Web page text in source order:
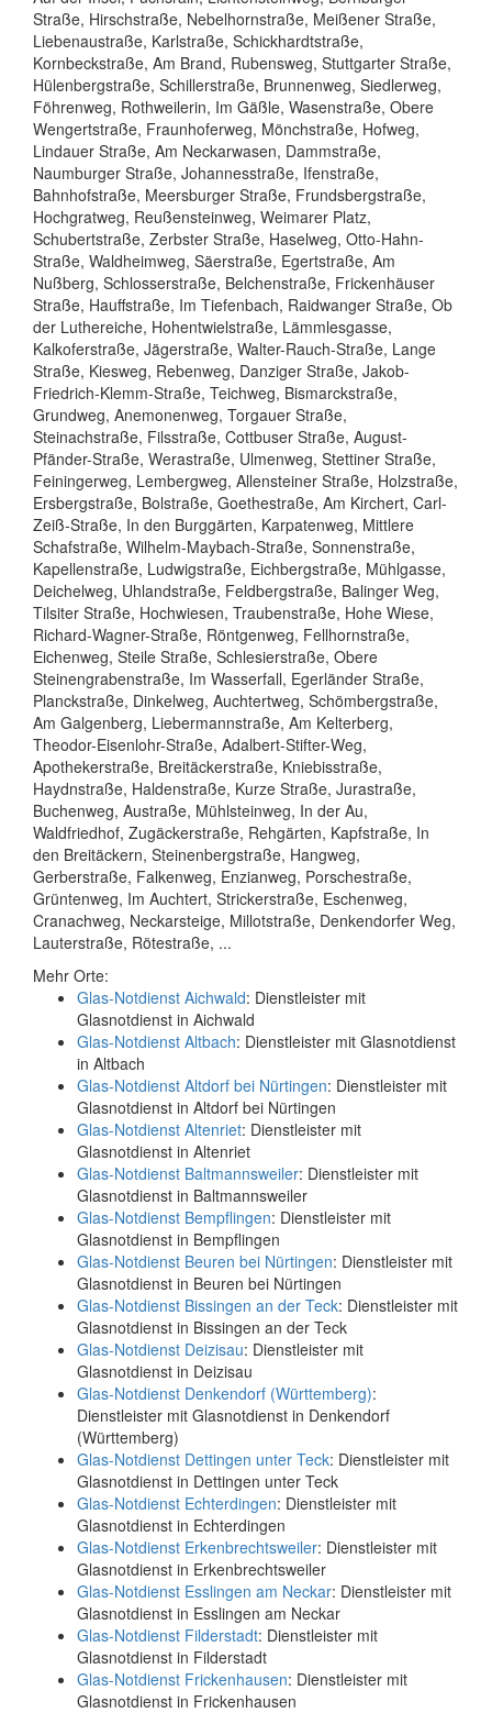
Straße, Hirschstraße, Nebelhornstraße, Meißener Straße,
Liebenaustraße, Karlstraße, Schickhardtstraße,
Kornbeckstraße, Am Brand, Rubensweg, Stuttgarter Straße,
Hülenbergstraße, Schillerstraße, Brunnenweg, Siedlerweg,
Föhrenweg, Rothweilerin, Im Gäßle, Wasenstraße, Obere
Wengertstraße, Fraunhoferweg, Mönchstraße, Hofweg,
Lindauer Straße, Am Neckarwasen, Dammstraße,
Naumburger Straße, Johannesstraße, Ifenstraße,
Bahnhofstraße, Meersburger Straße, Frundsbergstraße,
Hochgratweg, Reußensteinweg, Weimarer Platz,
Schubertstraße, Zerbster Straße, Haselweg, Otto-Hahn-
Straße, Waldheimweg, Säerstraße, Egertstraße, Am
Nußberg, Schlosserstraße, Belchenstraße, Frickenhäuser
Straße, Hauffstraße, Im Tiefenbach, Raidwanger Straße, Ob
der Luthereiche, Hohentwielstraße, Lämmlesgasse,
Kalkoferstraße, Jägerstraße, Walter-Rauch-Straße, Lange
Straße, Kiesweg, Rebenweg, Danziger Straße, Jakob-
Friedrich-Klemm-Straße, Teichweg, Bismarckstraße,
Grundweg, Anemonenweg, Torgauer Straße,
Steinachstraße, Filsstraße, Cottbuser Straße, August-
Pfänder-Straße, Werastraße, Ulmenweg, Stettiner Straße,
Feiningerweg, Lembergweg, Allensteiner Straße, Holzstraße,
Ersbergstraße, Bolstraße, Goethestraße, Am Kirchert, Carl-
Zeiß-Straße, In den Burggärten, Karpatenweg, Mittlere
Schafstraße, Wilhelm-Maybach-Straße, Sonnenstraße,
Kapellenstraße, Ludwigstraße, Eichbergstraße, Mühlgasse,
Deichelweg, Uhlandstraße, Feldbergstraße, Balinger Weg,
Tilsiter Straße, Hochwiesen, Traubenstraße, Hohe Wiese,
Richard-Wagner-Straße, Röntgenweg, Fellhornstraße,
Eichenweg, Steile Straße, Schlesierstraße, Obere
Steinengrabenstraße, Im Wasserfall, Egerländer Straße,
Planckstraße, Dinkelweg, Auchtertweg, Schömbergstraße,
Am Galgenberg, Liebermannstraße, Am Kelterberg,
Theodor-Eisenlohr-Straße, Adalbert-Stifter-Weg,
Apothekerstraße, Breitäckerstraße, Kniebisstraße,
Haydnstraße, Haldenstraße, Kurze Straße, Jurastraße,
Buchenweg, Austraße, Mühlsteinweg, In der Au,
Waldfriedhof, Zugäckerstraße, Rehgärten, Kapfstraße, In
den Breitäckern, Steinenbergstraße, Hangweg,
Gerberstraße, Falkenweg, Enzianweg, Porschestraße,
Grüntenweg, Im Auchtert, Strickerstraße, Eschenweg,
Cranachweg, Neckarsteige, Millotstraße, Denkendorfer Weg,
Lauterstraße, Rötestraße, ...
Mehr Orte:
Glas-Notdienst Aichwald: Dienstleister mit
Glasnotdienst in Aichwald
Glas-Notdienst Altbach: Dienstleister mit Glasnotdienst
in Altbach
Glas-Notdienst Altdorf bei Nürtingen: Dienstleister mit
Glasnotdienst in Altdorf bei Nürtingen
Glas-Notdienst Altenriet: Dienstleister mit
Glasnotdienst in Altenriet
Glas-Notdienst Baltmannsweiler: Dienstleister mit
Glasnotdienst in Baltmannsweiler
Glas-Notdienst Bempflingen: Dienstleister mit
Glasnotdienst in Bempflingen
Glas-Notdienst Beuren bei Nürtingen: Dienstleister mit
Glasnotdienst in Beuren bei Nürtingen
Glas-Notdienst Bissingen an der Teck: Dienstleister mit
Glasnotdienst in Bissingen an der Teck
Glas-Notdienst Deizisau: Dienstleister mit
Glasnotdienst in Deizisau
Glas-Notdienst Denkendorf (Württemberg):
Dienstleister mit Glasnotdienst in Denkendorf
(Württemberg)
Glas-Notdienst Dettingen unter Teck: Dienstleister mit
Glasnotdienst in Dettingen unter Teck
Glas-Notdienst Echterdingen: Dienstleister mit
Glasnotdienst in Echterdingen
Glas-Notdienst Erkenbrechtsweiler: Dienstleister mit
Glasnotdienst in Erkenbrechtsweiler
Glas-Notdienst Esslingen am Neckar: Dienstleister mit
Glasnotdienst in Esslingen am Neckar
Glas-Notdienst Filderstadt: Dienstleister mit
Glasnotdienst in Filderstadt
Glas-Notdienst Frickenhausen: Dienstleister mit
Glasnotdienst in Frickenhausen